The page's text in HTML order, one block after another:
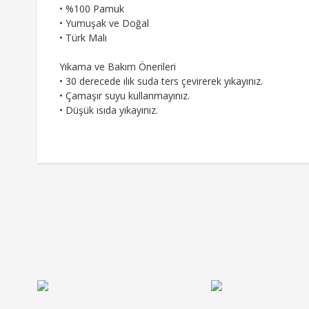
• %100 Pamuk
• Yumuşak ve Doğal
• Türk Malı
Yıkama ve Bakım Önerileri
• 30 derecede ılık suda ters çevirerek yıkayınız.
• Çamaşır suyu kullanmayınız.
• Düşük ısıda yıkayınız.
Ürün bilgilerinde hatalar bulunuyor.